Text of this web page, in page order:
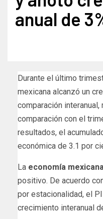
anual de
Durante el último
mexicana alcanzó un
comparación interanual,
comparación con el
resultados, el
económica de 3.1 por
La economía
positivo. De acuerdo
por estacionalidad, el
crecimiento interanual